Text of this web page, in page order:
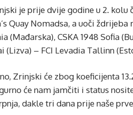
je prije dvije godine u 2.
Quay Nomadsa, a uoči
(Mađarska), CSKA 1948 Sofia
(Lizva) – FCI Levadia Tallinn
Zrinjski će zbog koeficijenta
će nam jamčiti i status
dakle tri dana prije naše